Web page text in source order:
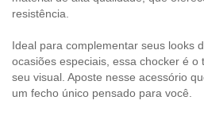
resistência.
Ideal para complementar seus looks
ocasiões especiais, essa chocker é o
seu visual. Aposte nesse acessório
um fecho único pensado para você.